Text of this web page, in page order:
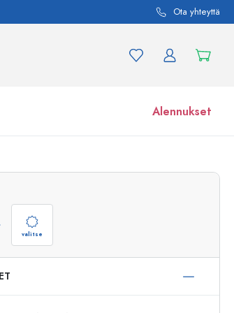
Ota yhteyttä
Alennukset
Lasipurkit
Tutustu nyt
Osta nyt
valitse